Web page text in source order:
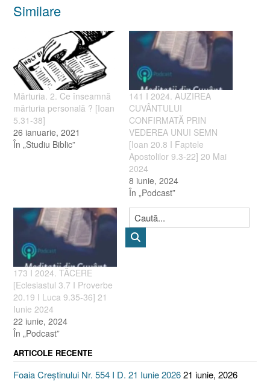
Similare
Mărturia. 2. Ce înseamnă
mărturia personală ? [Ioan
5.31-38]
26 ianuarie, 2021
În „Studiu Biblic”
141 I 2024. AUZIREA
CUVÂNTULUI
CONFIRMATĂ PRIN
VEDEREA UNUI SEMN
[Ioan 20.8 I Faptele
Apostolilor 9.3-22] 20 Mai
2024
8 iunie, 2024
În „Podcast”
173 I 2024. TĂCERE
[Eclesiastul 3.7 I Proverbe
20.19 I Luca 9.35-36] 21
Iunie 2024
22 iunie, 2024
În „Podcast”
ARTICOLE RECENTE
Foaia Creștinului Nr. 554 I D. 21 Iunie 202621 iunie, 2026